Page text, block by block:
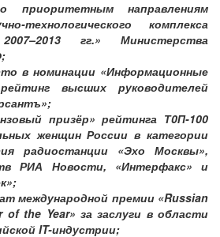
приоритетным направлениям
технологического комплекса
гг.» Министерства
в номинации «Информационные
высших руководителей
призёр» рейтинга Т0П-100
женщин России в категории
радиостанции «Эхо Москвы»,
РИА Новости, «Интерфакс» и
международной премии «Russian
of the Year» за заслуги в области
IT-индустрии;